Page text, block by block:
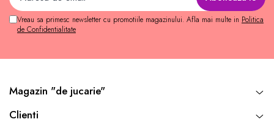
Vreau sa primesc newsletter cu promotiile magazinului. Afla mai multe in Politica
de Confidentialitate
Magazin "de jucarie"
Clienti